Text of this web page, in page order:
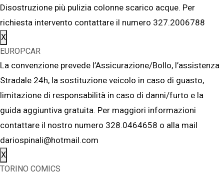
Disostruzione più pulizia colonne scarico acque. Per
richiesta intervento contattare il numero 327.2006788
X
EUROPCAR
La convenzione prevede l’Assicurazione/Bollo, l’assistenza
Stradale 24h, la sostituzione veicolo in caso di guasto,
limitazione di responsabilità in caso di danni/furto e la
guida aggiuntiva gratuita. Per maggiori informazioni
contattare il nostro numero 328.0464658 o alla mail
dariospinali@hotmail.com
X
TORINO COMICS